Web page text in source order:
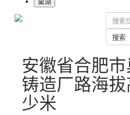
搜索
安徽省合肥
铸造厂路海
少米